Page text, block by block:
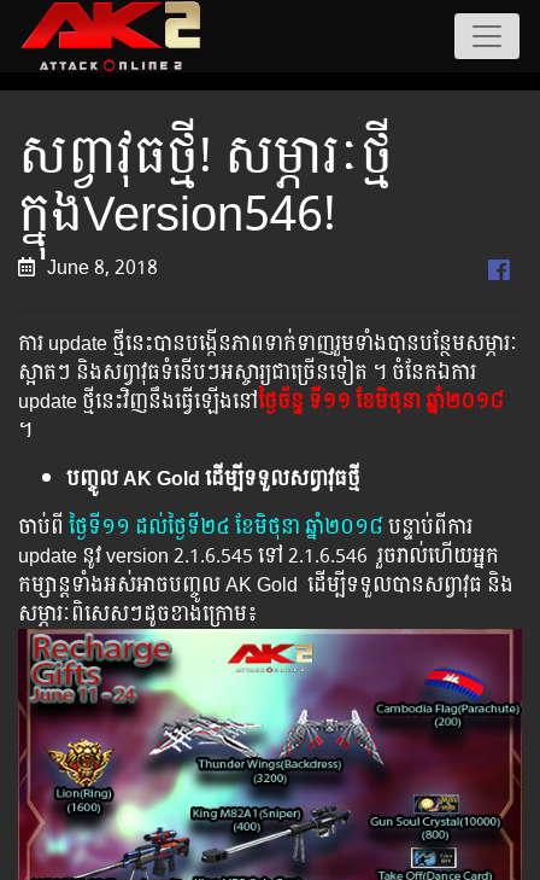
សព្វាវុធថ្មី! សម្ភារៈថ្មី
ក្នុងVersion546!
June 8, 2018
ការ update ថ្មីនេះបានបង្កើនភាពទាក់ទាញរួមទាំងបានបន្ថែមសម្ភារៈ
ស្អាតៗ និងសព្វាវុធទំនើបៗអស្ចារ្យជាច្រើនទៀត ។ ចំនែកឯការ
update ថ្មីនេះវិញនឹងធ្វើឡើងនៅថ្ងៃច័ន្ទ ទី១១ ខែមិថុនា ឆ្នាំ២០១៨
។
បញ្ចូល AK Gold ដើម្បីទទួលសព្វាវុធថ្មី
ចាប់ពី ​​ ថ្ងៃ​ទី១១ ​​ដល់​ថ្ងៃ​ទី២៤ ខែមិថុនា ឆ្នាំ២០១៨បន្ទាប់​​ពី​​ការ ​
update ​នូវ ​version 2.1.6.545 ទៅ​ 2.1.6.546 ​ រួច​​រាល់​​ហើយ​​អ្នក​​
កម្សាន្ដ​​ទាំង​​អស់​​អាច​​បញ្ចូល​ AK Gold ​​ ​ដើម្បី​​ទទួល​​បាន​សព្វាវុធ​ និង​​
សម្ភារៈ​ពិសេស​ៗ​ដូច​ខាង​ក្រោម៖​